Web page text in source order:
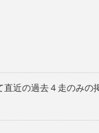
近の過去４走のみの